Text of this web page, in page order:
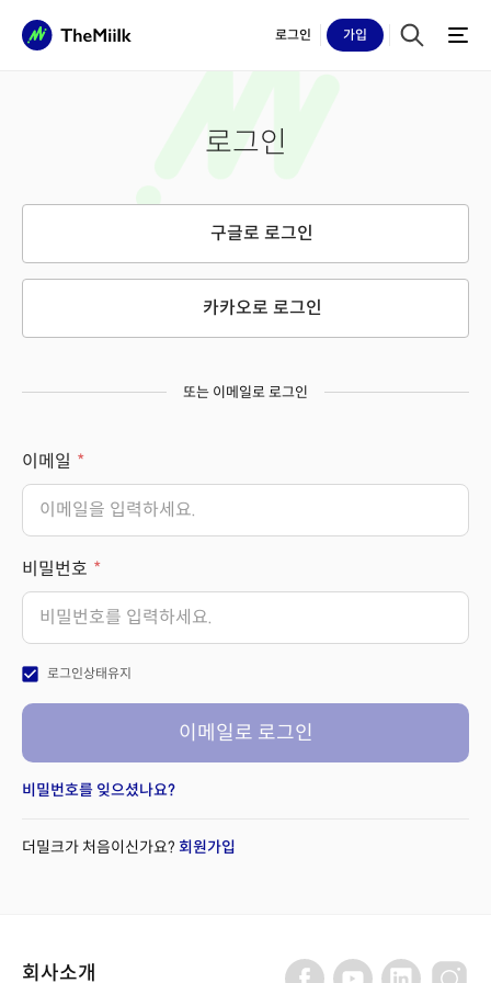
로그인 가입
로그인
구글로 로그인
카카오로 로그인
또는 이메일로 로그인
이메일
비밀번호
check_box 로그인상태유지
이메일로 로그인
비밀번호를 잊으셨나요?
더밀크가 처음이신가요? 회원가입
회사소개